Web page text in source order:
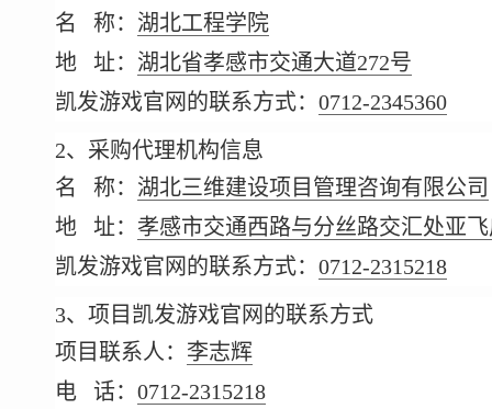
名 称： 湖北工程学院
地 址： 湖北省孝感市交通大道272号
凯发游戏官网的联系方式： 0712-2345360
2、采购代理机构信息
名 称： 湖北三维建设项目管理咨询有限公司
地 址： 孝感市交通西路与分丝路交汇处亚
凯发游戏官网的联系方式： 0712-2315218
3、项目凯发游戏官网的联系方式
项目联系人： 李志辉
电 话： 0712-2315218